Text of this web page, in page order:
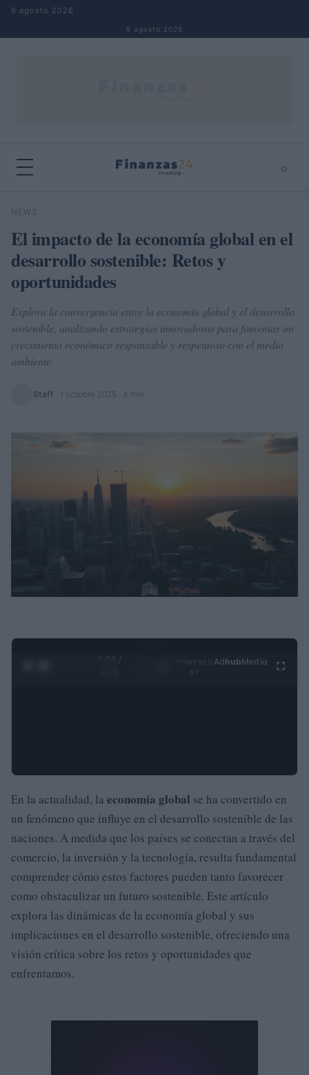
Saltar al contenido
9 agosto 2026
9 agosto 2026
⌕
Buscar
NEWS
El impacto de la economía global en el
desarrollo sostenible: Retos y
oportunidades
Explora la convergencia entre la economía global y el desarrollo
sostenible, analizando estrategias innovadoras para fomentar un
crecimiento económico responsable y respetuoso con el medio
ambiente.
Staff 1 octubre 2025 · 4 min
0:29 /
Ad hubMedia
En la actualidad, la economía global se ha convertido en
un fenómeno que influye en el desarrollo sostenible de las
naciones. A medida que los países se conectan a través del
comercio, la inversión y la tecnología, resulta fundamental
comprender cómo estos factores pueden tanto favorecer
como obstaculizar un futuro sostenible. Este artículo
explora las dinámicas de la economía global y sus
implicaciones en el desarrollo sostenible, ofreciendo una
visión crítica sobre los retos y oportunidades que
enfrentamos.